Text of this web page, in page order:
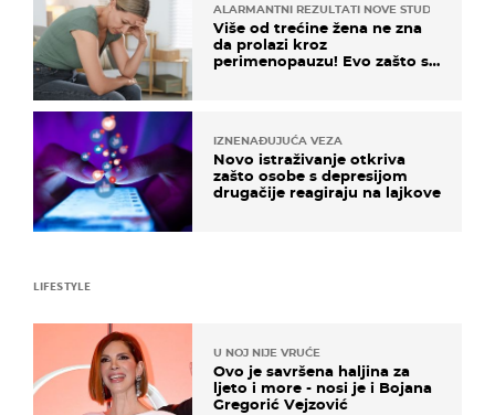
ALARMANTNI REZULTATI NOVE STUDIJE
Više od trećine žena ne zna
da prolazi kroz
perimenopauzu! Evo zašto su
IZNENAĐUJUĆA VEZA
Novo istraživanje otkriva
zašto osobe s depresijom
drugačije reagiraju na lajkove
LIFESTYLE
U NOJ NIJE VRUĆE
Ovo je savršena haljina za
ljeto i more - nosi je i Bojana
Gregorić Vejzović